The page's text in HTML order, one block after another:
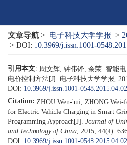
文章导航 > 电子科技大学学报 >
> DOI: 10.3969/j.issn.1001-
引用本文: 周文辉, 钟伟锋, 余荣. 智能
电价控制方法[J]. 电子科技大学学报,
DOI: 10.3969/j.issn.1001-
Citation: ZHOU Wen-hui, ZHONG Wei-
for Electric Vehicle Charging in Smart
Programming Approach[J]. Journal of
and Technology of China, 2015, 44(4):
DOI: 10.3969/j.issn.1001-